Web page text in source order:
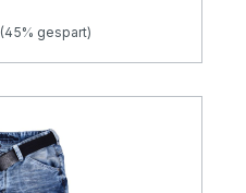
(45% gespart)